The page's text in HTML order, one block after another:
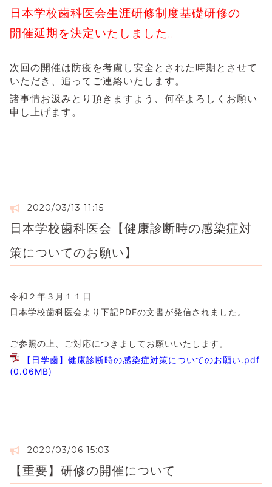
日本学校歯科医会生涯研修制度基礎研修の
開催延期を決定いたしました。
次回の開催は防疫を考慮し安全とされた時期とさせて
いただき、追ってご連絡いたします。
諸事情お汲みとり頂きますよう、何卒よろしくお願い
申し上げます。
2020/03/13 11:15
日本学校歯科医会【健康診断時の感染症対
策についてのお願い】
令和２年３月１１日
日本学校歯科医会より下記PDFの文書が発信されました。
ご参照の上、ご対応につきましてお願いいたします。
【日学歯】健康診断時の感染症対策についてのお願い.pdf
(0.06MB)
2020/03/06 15:03
【重要】研修の開催について